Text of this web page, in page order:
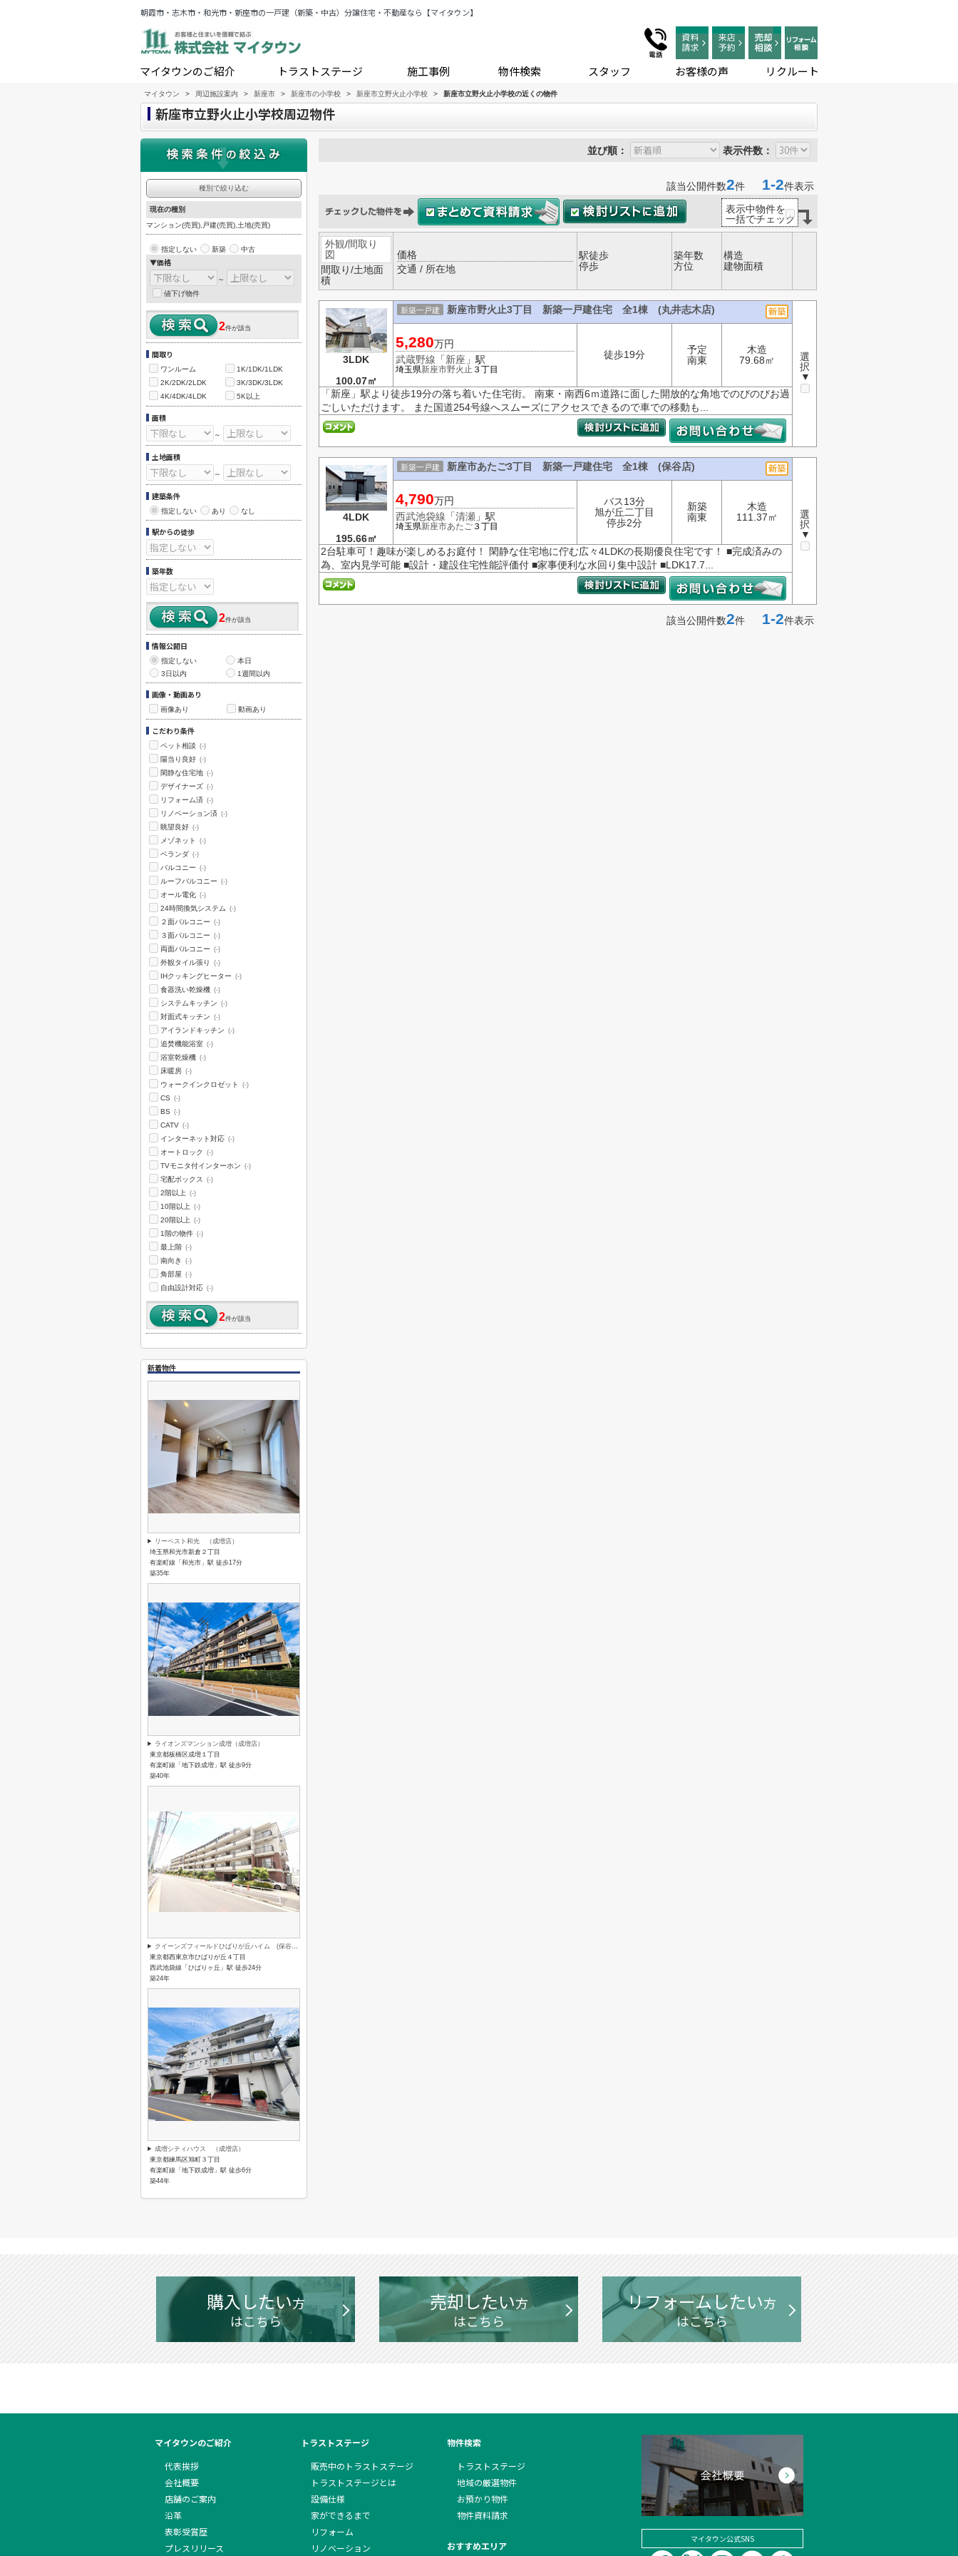
朝霞市・志木市・和光市・新座市の一戸建（新築・中古）分譲住宅・不動産なら【マイタウン】
マイタウンのご紹介 トラストステージ 施工事例 物件検索 スタッフ お客様の声 リクルート
マイタウン > 周辺施設案内 > 新座市 > 新座市の小学校 > 新座市立野火止小学校 > 新座市立野火止小学校の近くの物件
新座市立野火止小学校周辺物件
並び順： 表示件数：
該当公開件数2件 1-2件表示
表示中物件を
一括でチェック
外観/間取り
図
間取り/土地面
積
価格
交通 / 所在地
駅徒歩
停歩
築年数
方位
構造
建物面積
3LDK
100.07㎡
新築一戸建 新座市野火止3丁目 新築一戸建住宅 全1棟 (丸井志木店)
選
択
▼
5,280万円
武蔵野線 「新座 」駅
埼玉県新座市野火止 ３丁目
徒歩19分
予定
南東
木造
79.68㎡
「新座」駅より徒歩19分の落ち着いた住宅街。 南東・南西6ｍ道路に面した開放的な角地でのびのびお過
ごしいただけます。 また国道254号線へスムーズにアクセスできるので車での移動も...
4LDK
195.66㎡
新築一戸建 新座市あたご3丁目 新築一戸建住宅 全1棟 (保谷店)
選
択
▼
4,790万円
西武池袋線 「清瀬 」駅
埼玉県新座市あたご ３丁目
バス13分
旭が丘二丁目
停歩2分
新築
南東
木造
111.37㎡
2台駐車可！趣味が楽しめるお庭付！ 閑静な住宅地に佇む広々4LDKの長期優良住宅です！ ■完成済みの
為、室内見学可能 ■設計・建設住宅性能評価付 ■家事便利な水回り集中設計 ■LDK17.7...
該当公開件数2件 1-2件表示
種別で絞り込む
現在の種別
マンション(売買),戸建(売買),土地(売買)
指定しない 新築 中古
▼価格
～
値下げ物件
2件が該当
間取り
ワンルーム
1K/1DK/1LDK
2K/2DK/2LDK
3K/3DK/3LDK
4K/4DK/4LDK
5K以上
面積
～
土地面積
～
建築条件
指定しない あり なし
駅からの徒歩
築年数
2件が該当
情報公開日
指定しない
本日
3日以内
1週間以内
画像・動画あり
画像あり 動画あり
こだわり条件
ペット相談 (-)
陽当り良好 (-)
閑静な住宅地 (-)
デザイナーズ (-)
リフォーム済 (-)
リノベーション済 (-)
眺望良好 (-)
メゾネット (-)
ベランダ (-)
バルコニー (-)
ルーフバルコニー (-)
オール電化 (-)
24時間換気システム (-)
２面バルコニー (-)
３面バルコニー (-)
両面バルコニー (-)
外観タイル張り (-)
IHクッキングヒーター (-)
食器洗い乾燥機 (-)
システムキッチン (-)
対面式キッチン (-)
アイランドキッチン (-)
追焚機能浴室 (-)
浴室乾燥機 (-)
床暖房 (-)
ウォークインクロゼット (-)
CS (-)
BS (-)
CATV (-)
インターネット対応 (-)
オートロック (-)
TVモニタ付インターホン (-)
宅配ボックス (-)
2階以上 (-)
10階以上 (-)
20階以上 (-)
1階の物件 (-)
最上階 (-)
南向き (-)
角部屋 (-)
自由設計対応 (-)
2件が該当
新着物件
リーベスト和光 （成増店）
埼玉県和光市新倉２丁目
有楽町線「和光市」駅 徒歩17分
築35年
ライオンズマンション成増（成増店）
東京都板橋区成増１丁目
有楽町線「地下鉄成増」駅 徒歩9分
築40年
クイーンズフィールドひばりが丘ハイム (保谷店)
東京都西東京市ひばりが丘４丁目
西武池袋線「ひばりヶ丘」駅 徒歩24分
築24年
成増シティハウス （成増店）
東京都練馬区旭町３丁目
有楽町線「地下鉄成増」駅 徒歩6分
築44年
購入したい方
はこちら
売却したい方
はこちら
リフォームしたい方
はこちら
マイタウンのご紹介
代表挨拶
会社概要
店舗のご案内
沿革
表彰受賞歴
プレスリリース
トラストステージ
販売中のトラストステージ
トラストステージとは
設備仕様
家ができるまで
リフォーム
リノベーション
物件検索
トラストステージ
地域の厳選物件
お預かり物件
物件資料請求
おすすめエリア
マイタウン公式SNS